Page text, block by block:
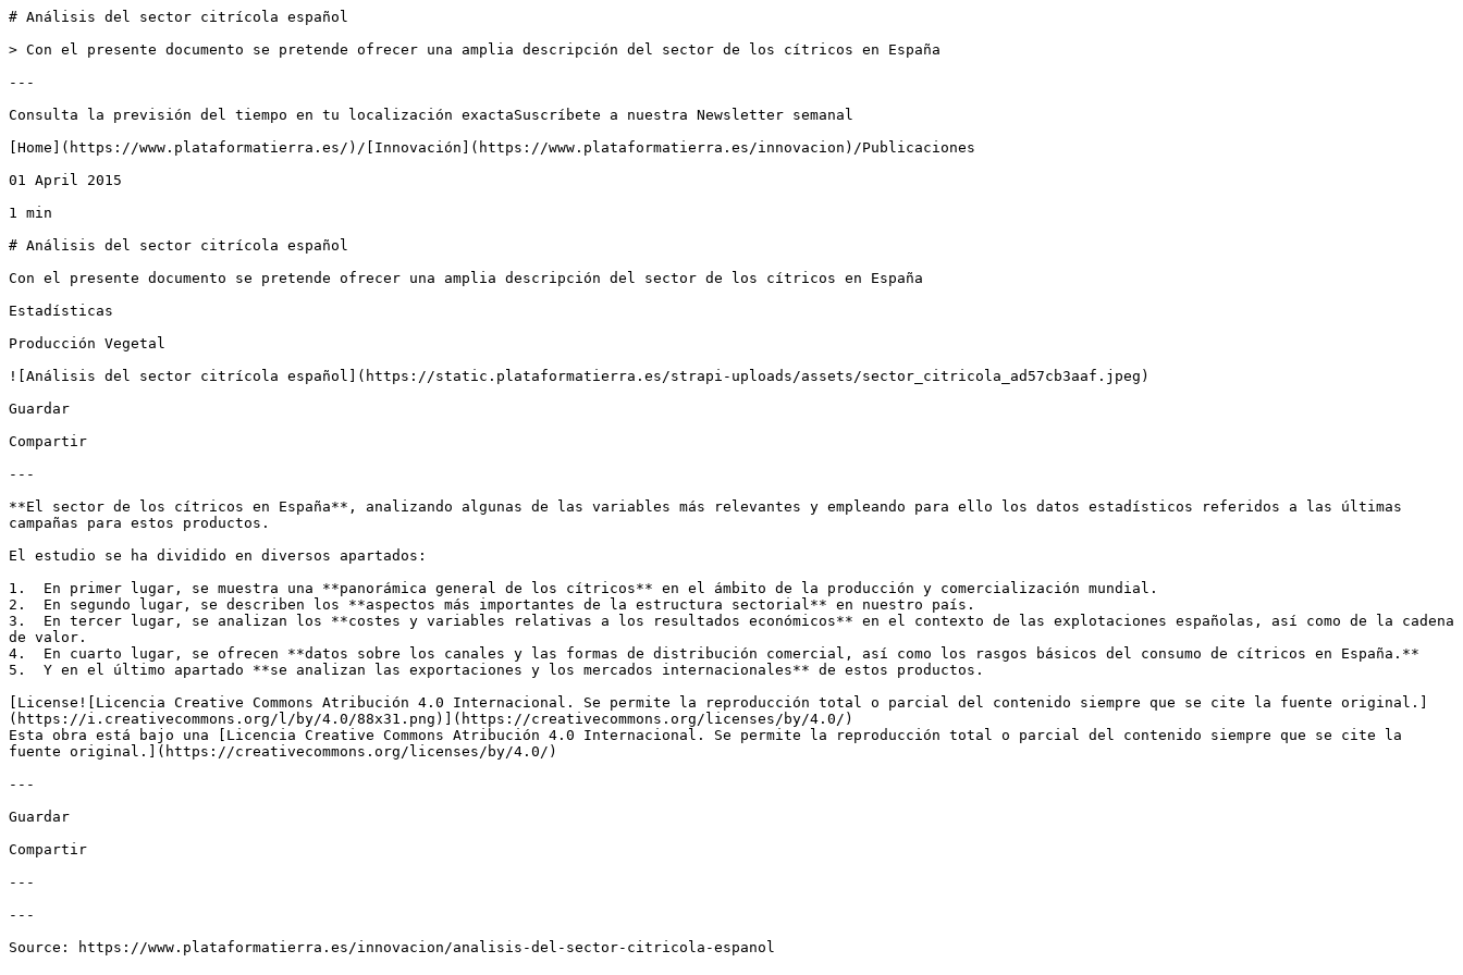
# Análisis del sector citrícola español
> Con el presente documento se pretende ofrecer una amplia descripción del sector de los cítricos en España
---
Consulta la previsión del tiempo en tu localización exactaSuscríbete a nuestra Newsletter semanal
[Home](https://www.plataformatierra.es/)/[Innovación](https://www.plataformatierra.es/innovacion)/Publicaciones
01 April 2015
1 min
# Análisis del sector citrícola español
Con el presente documento se pretende ofrecer una amplia descripción del sector de los cítricos en España
Estadísticas
Producción Vegetal
![Análisis del sector citrícola español](https://static.plataformatierra.es/strapi-uploads/assets/sector_citricola_ad57cb3aaf.jpeg)
Guardar
Compartir
---
**El sector de los cítricos en España**, analizando algunas de las variables más relevantes y empleando para ello los datos estadísticos referidos a las últimas
campañas para estos productos.
El estudio se ha dividido en diversos apartados:
1.  En primer lugar, se muestra una **panorámica general de los cítricos** en el ámbito de la producción y comercialización mundial.
2.  En segundo lugar, se describen los **aspectos más importantes de la estructura sectorial** en nuestro país.
3.  En tercer lugar, se analizan los **costes y variables relativas a los resultados económicos** en el contexto de las explotaciones españolas, así como de la cadena
de valor.
4.  En cuarto lugar, se ofrecen **datos sobre los canales y las formas de distribución comercial, así como los rasgos básicos del consumo de cítricos en España.**
5.  Y en el último apartado **se analizan las exportaciones y los mercados internacionales** de estos productos.
[License![Licencia Creative Commons Atribución 4.0 Internacional. Se permite la reproducción total o parcial del contenido siempre que se cite la fuente original.]
(https://i.creativecommons.org/l/by/4.0/88x31.png)](https://creativecommons.org/licenses/by/4.0/)
Esta obra está bajo una [Licencia Creative Commons Atribución 4.0 Internacional. Se permite la reproducción total o parcial del contenido siempre que se cite la
fuente original.](https://creativecommons.org/licenses/by/4.0/)
---
Guardar
Compartir
---
---